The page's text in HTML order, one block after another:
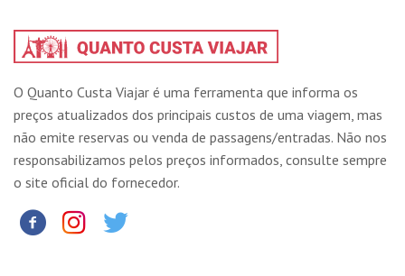
O Quanto Custa Viajar é uma ferramenta que informa os
preços atualizados dos principais custos de uma viagem, mas
não emite reservas ou venda de passagens/entradas. Não nos
responsabilizamos pelos preços informados, consulte sempre
o site oficial do fornecedor.